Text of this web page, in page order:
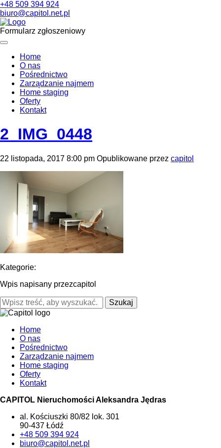
+48 509 394 924
biuro@capitol.net.pl
Formularz zgłoszeniowy
Home
O nas
Pośrednictwo
Zarządzanie najmem
Home staging
Oferty
Kontakt
2_IMG_0448
22 listopada, 2017 8:00 pm Opublikowane przez capitol
Kategorie:
Wpis napisany przezcapitol
Szukaj
Home
O nas
Pośrednictwo
Zarządzanie najmem
Home staging
Oferty
Kontakt
CAPITOL Nieruchomości Aleksandra Jędras
al. Kościuszki 80/82 lok. 301
90-437 Łódź
+48 509 394 924
biuro@capitol.net.pl